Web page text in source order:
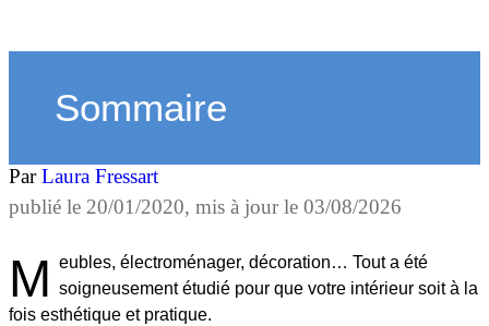
Sommaire
ParLaura Fressart
publié le 20/01/2020, mis à jour le 03/08/2026
M eubles, électroménager, décoration… Tout a été
soigneusement étudié pour que votre intérieur soit à la
fois esthétique et pratique.